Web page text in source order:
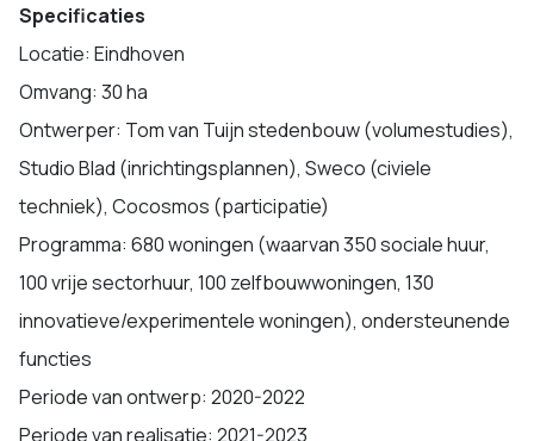
Specificaties
Locatie: Eindhoven
Omvang: 30 ha
Ontwerper: Tom van Tuijn stedenbouw (volumestudies),
Studio Blad (inrichtingsplannen), Sweco (civiele
techniek), Cocosmos (participatie)
Programma: 680 woningen (waarvan 350 sociale huur,
100 vrije sectorhuur, 100 zelfbouwwoningen, 130
innovatieve/experimentele woningen), ondersteunende
functies
Periode van ontwerp: 2020-2022
Periode van realisatie: 2021-2023